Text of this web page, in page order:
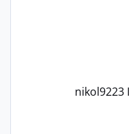
nikol9223